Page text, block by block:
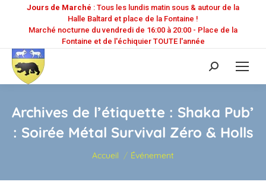
Jours de Marché : Tous les lundis matin sous & autour de la
Halle Baltard et place de la Fontaine !
Marché nocturne du vendredi de 16:00 à 20:00 - Place de la
Fontaine et de l'échiquier TOUTE l'année
Recherche
:
Archives de l’étiquette : Shaka Pub’
: Soirée Métal Survival Zéro & Holls
Vous êtes ici :
Accueil Événement